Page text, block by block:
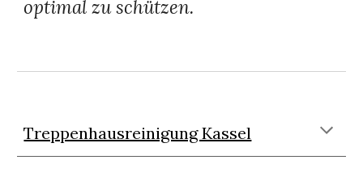
optimal zu schützen.
Treppenhausreinigung Kassel